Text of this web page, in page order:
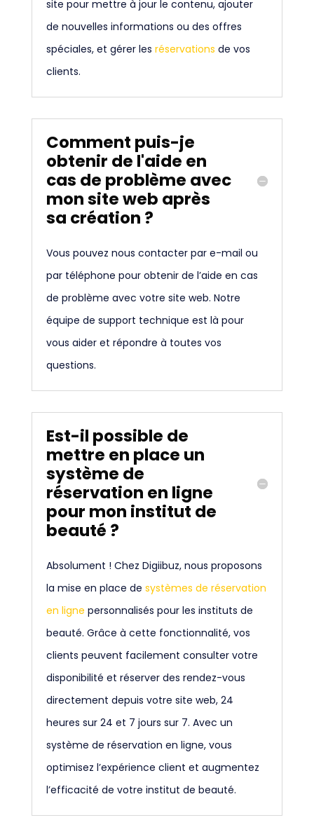
site pour mettre à jour le contenu, ajouter
de nouvelles informations ou des offres
spéciales, et gérer les réservations de vos
clients.
Comment puis-je
obtenir de l'aide en
cas de problème avec
mon site web après
sa création ?
Vous pouvez nous contacter par e-mail ou
par téléphone pour obtenir de l’aide en cas
de problème avec votre site web. Notre
équipe de support technique est là pour
vous aider et répondre à toutes vos
questions.
Est-il possible de
mettre en place un
système de
réservation en ligne
pour mon institut de
beauté ?
Absolument ! Chez Digiibuz, nous proposons
la mise en place de systèmes de réservation
en ligne personnalisés pour les instituts de
beauté. Grâce à cette fonctionnalité, vos
clients peuvent facilement consulter votre
disponibilité et réserver des rendez-vous
directement depuis votre site web, 24
heures sur 24 et 7 jours sur 7. Avec un
système de réservation en ligne, vous
optimisez l’expérience client et augmentez
l’efficacité de votre institut de beauté.